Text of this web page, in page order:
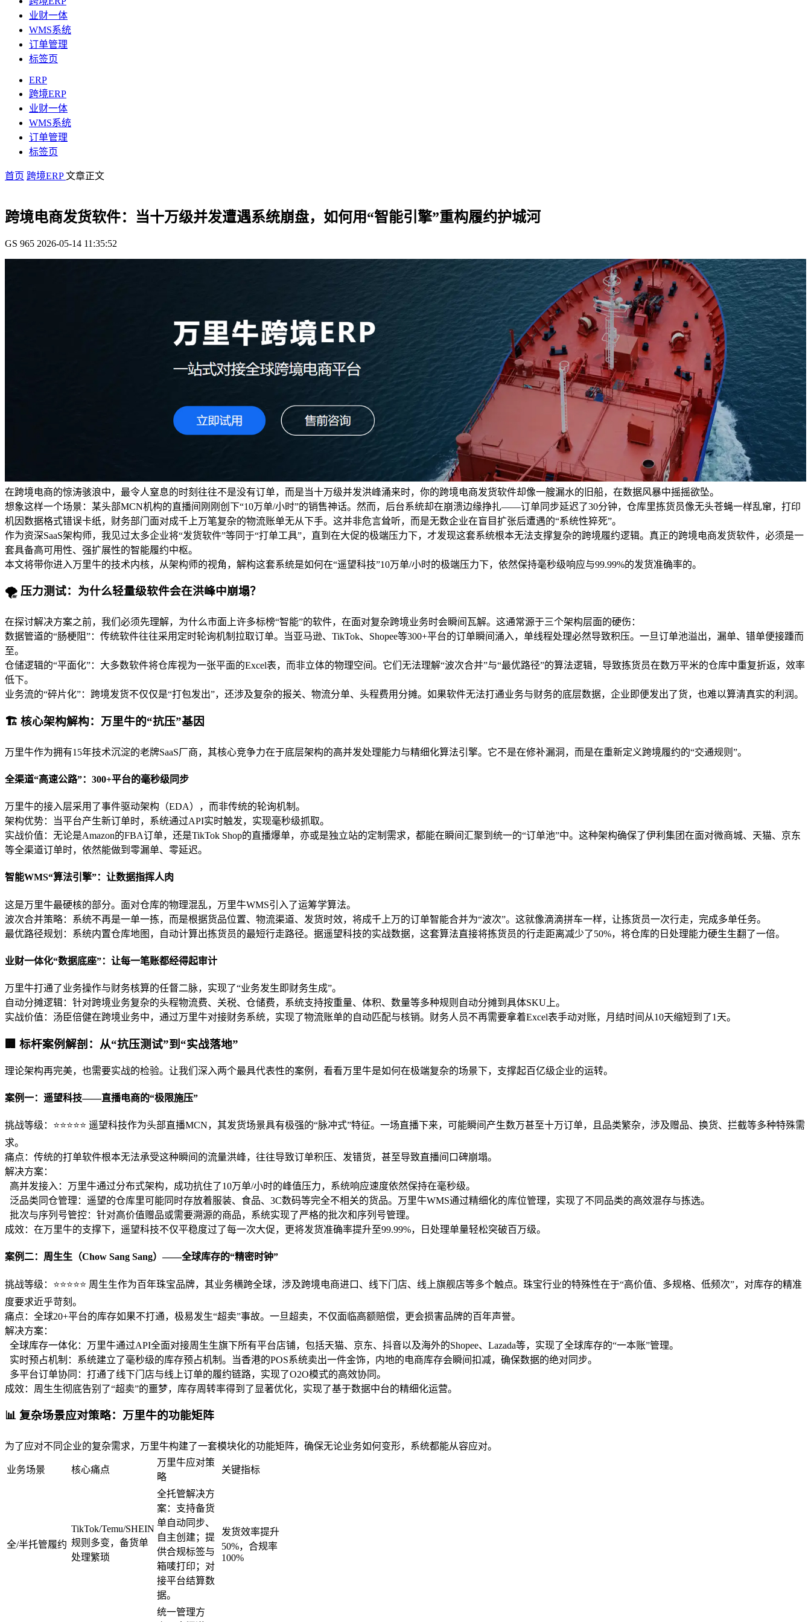
业财一体
WMS系统
订单管理
标签页
ERP
跨境ERP
业财一体
WMS系统
订单管理
标签页
首页 跨境ERP文章正文
跨境电商发货软件：当十万级并发遭遇系统崩盘，如何用“智能引擎”重构履约护城河
GS 965 2026-05-14 11:35:52
在跨境电商的惊涛骇浪中，最令人窒息的时刻往往不是没有订单，而是当十万级并发洪峰涌来时，你的跨境电商发货软件却像一艘漏水的旧船，在数据风暴中摇摇欲坠。
想象这样一个场景：某头部MCN机构的直播间刚刚创下“10万单/小时”的销售神话。然而，后台系统却在崩溃边缘挣扎——订单同步延迟了30分钟，仓库里拣货员像无头苍蝇一样乱窜，打印
机因数据格式错误卡纸，财务部门面对成千上万笔复杂的物流账单无从下手。这并非危言耸听，而是无数企业在盲目扩张后遭遇的“系统性猝死”。
作为资深SaaS架构师，我见过太多企业将“发货软件”等同于“打单工具”，直到在大促的极端压力下，才发现这套系统根本无法支撑复杂的跨境履约逻辑。真正的跨境电商发货软件，必须是一
套具备高可用性、强扩展性的智能履约中枢。
本文将带你进入万里牛的技术内核，从架构师的视角，解构这套系统是如何在“遥望科技”10万单/小时的极端压力下，依然保持毫秒级响应与99.99%的发货准确率的。
🌪️ 压力测试：为什么轻量级软件会在洪峰中崩塌？
在探讨解决方案之前，我们必须先理解，为什么市面上许多标榜“智能”的软件，在面对复杂跨境业务时会瞬间瓦解。这通常源于三个架构层面的硬伤：
数据管道的“肠梗阻”：传统软件往往采用定时轮询机制拉取订单。当亚马逊、TikTok、Shopee等300+平台的订单瞬间涌入，单线程处理必然导致积压。一旦订单池溢出，漏单、错单便接踵而
至。
仓储逻辑的“平面化”：大多数软件将仓库视为一张平面的Excel表，而非立体的物理空间。它们无法理解“波次合并”与“最优路径”的算法逻辑，导致拣货员在数万平米的仓库中重复折返，效率
低下。
业务流的“碎片化”：跨境发货不仅仅是“打包发出”，还涉及复杂的报关、物流分单、头程费用分摊。如果软件无法打通业务与财务的底层数据，企业即便发出了货，也难以算清真实的利润。
🏗️ 核心架构解构：万里牛的“抗压”基因
万里牛作为拥有15年技术沉淀的老牌SaaS厂商，其核心竞争力在于底层架构的高并发处理能力与精细化算法引擎。它不是在修补漏洞，而是在重新定义跨境履约的“交通规则”。
全渠道“高速公路”：300+平台的毫秒级同步
万里牛的接入层采用了事件驱动架构（EDA），而非传统的轮询机制。
架构优势：当平台产生新订单时，系统通过API实时触发，实现毫秒级抓取。
实战价值：无论是Amazon的FBA订单，还是TikTok Shop的直播爆单，亦或是独立站的定制需求，都能在瞬间汇聚到统一的“订单池”中。这种架构确保了伊利集团在面对微商城、天猫、京东
等全渠道订单时，依然能做到零漏单、零延迟。
智能WMS“算法引擎”：让数据指挥人肉
这是万里牛最硬核的部分。面对仓库的物理混乱，万里牛WMS引入了运筹学算法。
波次合并策略：系统不再是一单一拣，而是根据货品位置、物流渠道、发货时效，将成千上万的订单智能合并为“波次”。这就像滴滴拼车一样，让拣货员一次行走，完成多单任务。
最优路径规划：系统内置仓库地图，自动计算出拣货员的最短行走路径。据遥望科技的实战数据，这套算法直接将拣货员的行走距离减少了50%，将仓库的日处理能力硬生生翻了一倍。
业财一体化“数据底座”：让每一笔账都经得起审计
万里牛打通了业务操作与财务核算的任督二脉，实现了“业务发生即财务生成”。
自动分摊逻辑：针对跨境业务复杂的头程物流费、关税、仓储费，系统支持按重量、体积、数量等多种规则自动分摊到具体SKU上。
实战价值：汤臣倍健在跨境业务中，通过万里牛对接财务系统，实现了物流账单的自动匹配与核销。财务人员不再需要拿着Excel表手动对账，月结时间从10天缩短到了1天。
🏢 标杆案例解剖：从“抗压测试”到“实战落地”
理论架构再完美，也需要实战的检验。让我们深入两个最具代表性的案例，看看万里牛是如何在极端复杂的场景下，支撑起百亿级企业的运转。
案例一：遥望科技——直播电商的“极限施压”
挑战等级：⭐⭐⭐⭐⭐ 遥望科技作为头部直播MCN，其发货场景具有极强的“脉冲式”特征。一场直播下来，可能瞬间产生数万甚至十万订单，且品类繁杂，涉及赠品、换货、拦截等多种特殊需
求。
痛点：传统的打单软件根本无法承受这种瞬间的流量洪峰，往往导致订单积压、发错货，甚至导致直播间口碑崩塌。
解决方案：
高并发接入：万里牛通过分布式架构，成功抗住了10万单/小时的峰值压力，系统响应速度依然保持在毫秒级。
泛品类同仓管理：遥望的仓库里可能同时存放着服装、食品、3C数码等完全不相关的货品。万里牛WMS通过精细化的库位管理，实现了不同品类的高效混存与拣选。
批次与序列号管控：针对高价值赠品或需要溯源的商品，系统实现了严格的批次和序列号管理。
成效：在万里牛的支撑下，遥望科技不仅平稳度过了每一次大促，更将发货准确率提升至99.99%，日处理单量轻松突破百万级。
案例二：周生生（Chow Sang Sang）——全球库存的“精密时钟”
挑战等级：⭐⭐⭐⭐⭐ 周生生作为百年珠宝品牌，其业务横跨全球，涉及跨境电商进口、线下门店、线上旗舰店等多个触点。珠宝行业的特殊性在于“高价值、多规格、低频次”，对库存的精准
度要求近乎苛刻。
痛点：全球20+平台的库存如果不打通，极易发生“超卖”事故。一旦超卖，不仅面临高额赔偿，更会损害品牌的百年声誉。
解决方案：
全球库存一体化：万里牛通过API全面对接周生生旗下所有平台店铺，包括天猫、京东、抖音以及海外的Shopee、Lazada等，实现了全球库存的“一本账”管理。
实时预占机制：系统建立了毫秒级的库存预占机制。当香港的POS系统卖出一件金饰，内地的电商库存会瞬间扣减，确保数据的绝对同步。
多平台订单协同：打通了线下门店与线上订单的履约链路，实现了O2O模式的高效协同。
成效：周生生彻底告别了“超卖”的噩梦，库存周转率得到了显著优化，实现了基于数据中台的精细化运营。
📊 复杂场景应对策略：万里牛的功能矩阵
为了应对不同企业的复杂需求，万里牛构建了一套模块化的功能矩阵，确保无论业务如何变形，系统都能从容应对。
业务场景 核心痛点
万里牛应对策
略
关键指标
全/半托管履约
TikTok/Temu/SHEIN
规则多变，备货单
处理繁琐
全托管解决方
案：支持备货
单自动同步、
自主创建；提
供合规标签与
箱唛打印；对
接平台结算数
据。
发货效率提升
50%，合规率
100%
统一管理方